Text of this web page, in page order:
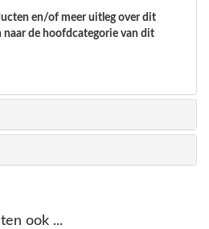
en/of meer uitleg over dit
de hoofdcategorie van dit
ook ...